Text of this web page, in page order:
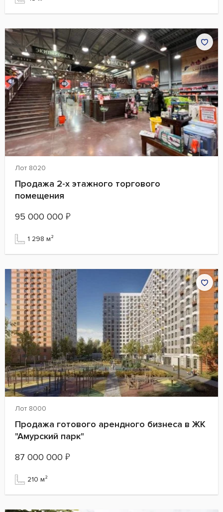
Лот 8020
Продажа 2-х этажного торгового
помещения
95 000 000 ₽
1 298 м²
Лот 8000
Продажа готового арендного бизнеса в ЖК
"Амурский парк"
87 000 000 ₽
210 м²